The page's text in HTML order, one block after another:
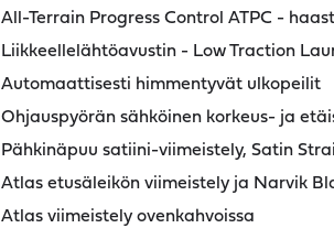
All-Terrain Progress Control ATPC -
Liikkeellelähtöavustin - Low Traction
Automaattisesti himmentyvät ulkopeilit
Ohjauspyörän sähköinen korkeus- ja
Pähkinäpuu satiini-viimeistely, Satin
Atlas etusäleikön viimeistely ja Narvik
Atlas viimeistely ovenkahvoissa